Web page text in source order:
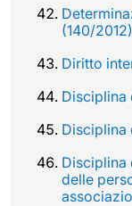
(140/2012)
Diritto
Disciplina
Disciplina
Disciplina
delle